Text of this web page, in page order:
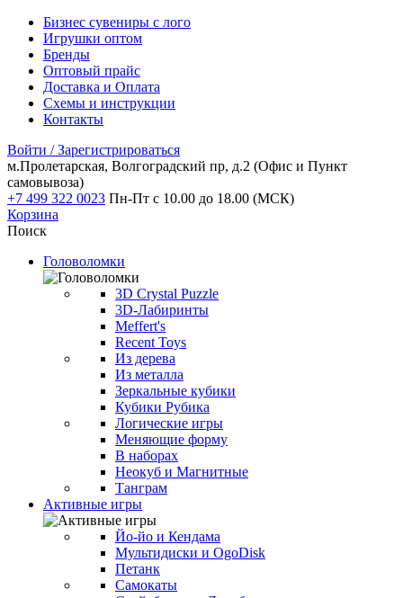
Бизнес сувениры с лого
Игрушки оптом
Бренды
Оптовый прайс
Доставка и Оплата
Схемы и инструкции
Контакты
Войти / Зарегистрироваться
м.Пролетарская, Волгоградский пр, д.2 (Офис и Пункт
самовывоза)
+7 499 322 0023 Пн-Пт с 10.00 до 18.00 (МСК)
Корзина
Поиск
Головоломки
3D Crystal Puzzle
3D-Лабиринты
Meffert's
Recent Toys
Из дерева
Из металла
Зеркальные кубики
Кубики Рубика
Логические игры
Меняющие форму
В наборах
Неокуб и Магнитные
Танграм
Активные игры
Йо-йо и Кендама
Мультидиски и OgoDisk
Петанк
Самокаты